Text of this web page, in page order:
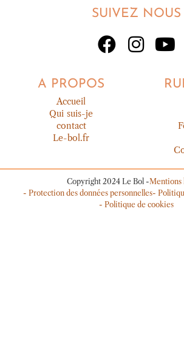
SUIVEZ NOUS
A PROPOS
Accueil
Qui suis-je
contact
Le-bol.fr
Copyright 2024 Le Bol -Mentions
- Protection des données personnelles-
- Politique de cookies